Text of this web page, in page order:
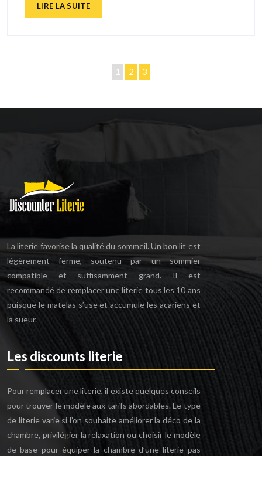
LIRE LA SUITE
1 2 3
La literie favorise la qualité du sommeil. Un bon lit est
légèrement ferme, soutenu par un sommier
compatible et suffisamment grand. Il est
recommandé de remplacer une literie tous les 10 ans
puisque le matelas s’use et accumule les acariens et
la sueur.
Les discounts literie
Pour remplacer une literie, il existe quelques conseils
pour trouver le modèle aux tarifs abordables. Le type
de literie varie si l’on souhaite améliorer la déco de la
chambre, privilégier la relaxation ou choisir le modèle
de base pour équiper la chambre d’une literie pas